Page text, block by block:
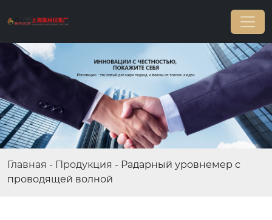
Главная - Продукция - Радарный уровнемер с
проводящей волной